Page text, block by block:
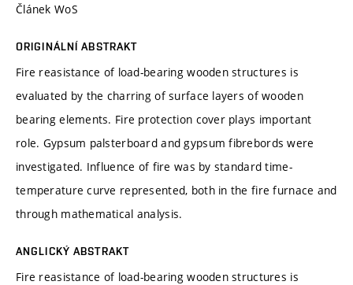
Článek WoS
ORIGINÁLNÍ ABSTRAKT
Fire reasistance of load-bearing wooden structures is
evaluated by the charring of surface layers of wooden
bearing elements. Fire protection cover plays important
role. Gypsum palsterboard and gypsum fibrebords were
investigated. Influence of fire was by standard time-
temperature curve represented, both in the fire furnace and
through mathematical analysis.
ANGLICKÝ ABSTRAKT
Fire reasistance of load-bearing wooden structures is